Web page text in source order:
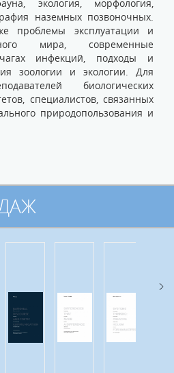
экология, морфология,
наземных позвоночных.
проблемы эксплуатации и
мира, современные
инфекций, подходы и
зоологии и экологии. Для
биологических
специалистов, связанных
природопользования и